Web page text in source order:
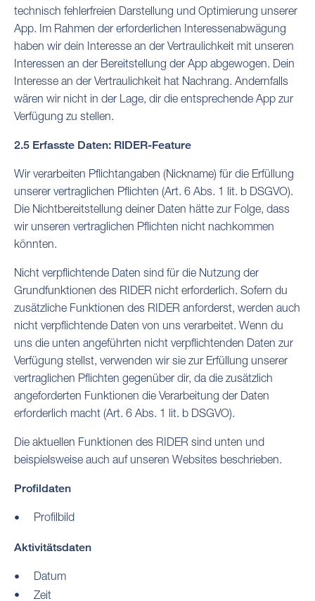
technisch fehlerfreien Darstellung und Optimierung unserer
App. Im Rahmen der erforderlichen Interessenabwägung
haben wir dein Interesse an der Vertraulichkeit mit unseren
Interessen an der Bereitstellung der App abgewogen. Dein
Interesse an der Vertraulichkeit hat Nachrang. Andernfalls
wären wir nicht in der Lage, dir die entsprechende App zur
Verfügung zu stellen.
2.5 Erfasste Daten: RIDER-Feature
Wir verarbeiten Pflichtangaben (Nickname) für die Erfüllung
unserer vertraglichen Pflichten (Art. 6 Abs. 1 lit. b DSGVO).
Die Nichtbereitstellung deiner Daten hätte zur Folge, dass
wir unseren vertraglichen Pflichten nicht nachkommen
könnten.
Nicht verpflichtende Daten sind für die Nutzung der
Grundfunktionen des RIDER nicht erforderlich. Sofern du
zusätzliche Funktionen des RIDER anforderst, werden auch
nicht verpflichtende Daten von uns verarbeitet. Wenn du
uns die unten angeführten nicht verpflichtenden Daten zur
Verfügung stellst, verwenden wir sie zur Erfüllung unserer
vertraglichen Pflichten gegenüber dir, da die zusätzlich
angeforderten Funktionen die Verarbeitung der Daten
erforderlich macht (Art. 6 Abs. 1 lit. b DSGVO).
Die aktuellen Funktionen des RIDER sind unten und
beispielsweise auch auf unseren Websites beschrieben.
Profildaten
Profilbild
Aktivitätsdaten
Datum
Zeit